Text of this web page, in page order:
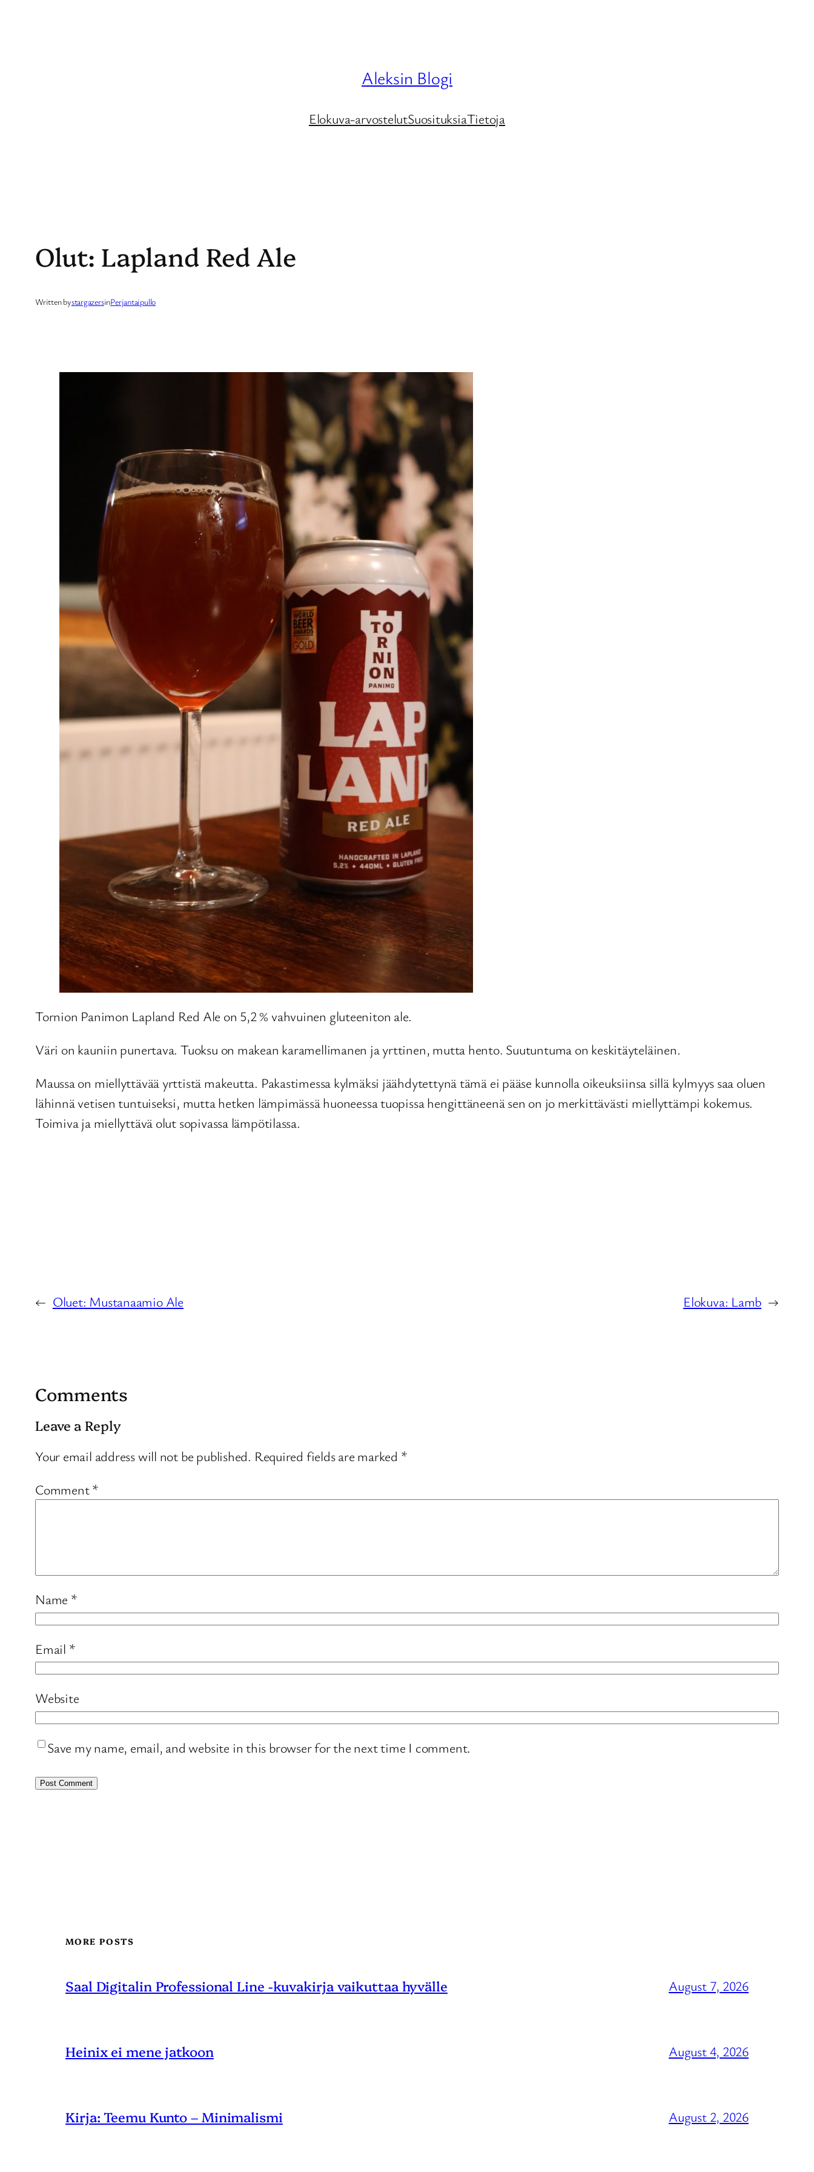
Aleksin Blogi
Elokuva-arvostelutSuosituksiaTietoja
Olut: Lapland Red Ale
Written bystargazersinPerjantaipullo
Tornion Panimon Lapland Red Ale on 5,2 % vahvuinen gluteeniton ale.
Väri on kauniin punertava. Tuoksu on makean karamellimanen ja yrttinen, mutta hento. Suutuntuma on keskitäyteläinen.
Maussa on miellyttävää yrttistä makeutta. Pakastimessa kylmäksi jäähdytettynä tämä ei pääse kunnolla oikeuksiinsa sillä kylmyys saa oluen
lähinnä vetisen tuntuiseksi, mutta hetken lämpimässä huoneessa tuopissa hengittäneenä sen on jo merkittävästi miellyttämpi kokemus.
Toimiva ja miellyttävä olut sopivassa lämpötilassa.
← Oluet: Mustanaamio Ale Elokuva: Lamb →
Comments
Leave a Reply
Your email address will not be published. Required fields are marked *
Comment*
Name *
Email *
Website
Save my name, email, and website in this browser for the next time I comment.
MORE POSTS
Saal Digitalin Professional Line -kuvakirja vaikuttaa hyvälle August 7, 2026
Heinix ei mene jatkoon August 4, 2026
Kirja: Teemu Kunto – Minimalismi August 2, 2026